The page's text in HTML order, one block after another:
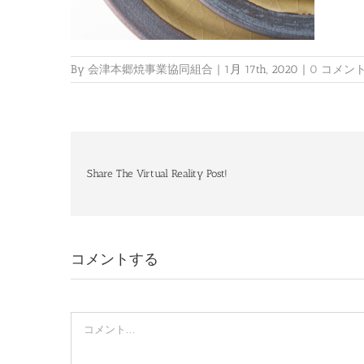
By 会津本郷焼事業協同組合 | 1月 17th, 2020 | 0 コメン
Share The Virtual Reality Post!
コメントする